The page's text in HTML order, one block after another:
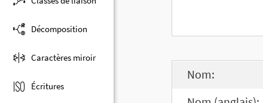
Décomposition
Caractères miroir
Écritures
Nom: